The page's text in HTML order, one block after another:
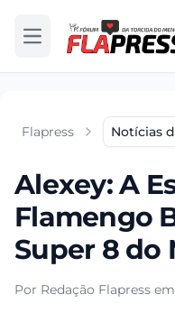
Abrir menu
Flapress Notícias
Alexey: A
Flamengo
Super 8 do
Por Redação Flapress